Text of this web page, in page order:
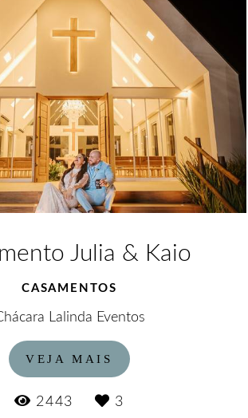
Julia & Kaio
CASAMENTOS
Lalinda Eventos
VEJA MAIS
2443 3